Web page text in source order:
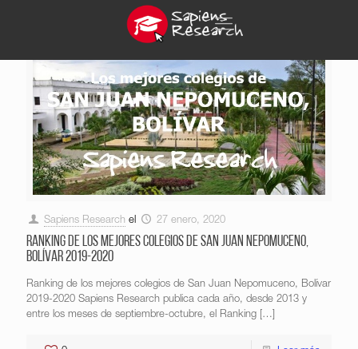
Sapiens Research el 27 enero, 2020
Ranking de los mejores colegios de San Juan Nepomuceno,
Bolívar 2019-2020
Ranking de los mejores colegios de San Juan Nepomuceno, Bolívar
2019-2020 Sapiens Research publica cada año, desde 2013 y
entre los meses de septiembre-octubre, el Ranking […]